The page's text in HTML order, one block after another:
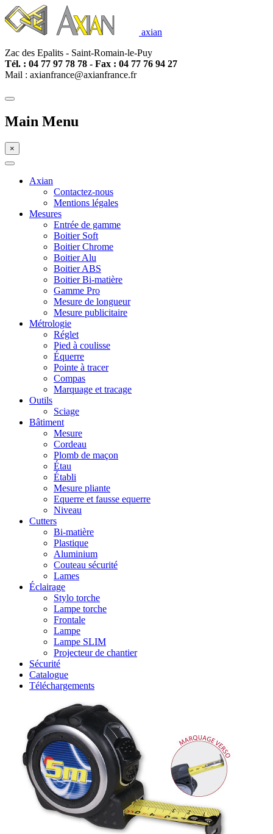
axian
Zac des Epalits - Saint-Romain-le-Puy
Tél. : 04 77 97 78 78 - Fax : 04 77 76 94 27
Mail : axianfrance@axianfrance.fr
Main Menu
×
Axian
Contactez-nous
Mentions légales
Mesures
Entrée de gamme
Boitier Soft
Boitier Chrome
Boitier Alu
Boitier ABS
Boitier Bi-matière
Gamme Pro
Mesure de longueur
Mesure publicitaire
Métrologie
Réglet
Pied à coulisse
Équerre
Pointe à tracer
Compas
Marquage et tracage
Outils
Sciage
Bâtiment
Mesure
Cordeau
Plomb de maçon
Étau
Établi
Mesure pliante
Equerre et fausse equerre
Niveau
Cutters
Bi-matière
Plastique
Aluminium
Couteau sécurité
Lames
Éclairage
Stylo torche
Lampe torche
Frontale
Lampe
Lampe SLIM
Projecteur de chantier
Sécurité
Catalogue
Téléchargements